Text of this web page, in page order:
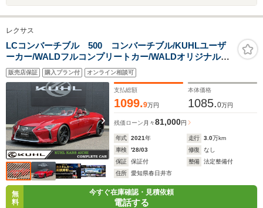
レクサス
LCコンバーチブル 500 コンバーチブル/KUHLユーザ
ーカー/WALDフルコンプリートカー/WALDオリジナルエ
アロ3点装着済み/WALD21インチアルミホイール+コンチ
ネンタルタイヤ/BLITZ車高調整式サスペンション
販売店保証 購入プラン付 オンライン相談可
支払総額
1099.9万円
本体価格
1085.0万円
残価ローン 月々81,000円
年式 2021年 走行 3.0万km
車検
'28/03 修復
なし
保証
保証付 整備
法定整備付
住所
愛知県春日井市
無
料
今すぐ在庫確認・見積依頼
電話する